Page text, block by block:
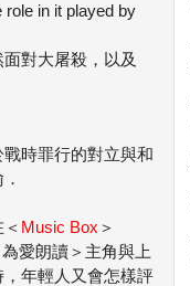
in it played by
對大屠殺，以及
時罪行的對立與和
Music Box ＞
愛朗讀＞主角與上
年輕人又會怎樣評